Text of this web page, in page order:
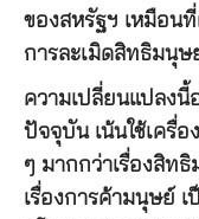
ของสหรัฐฯ เหมือน
การละเมิดสิทธิมนุษ
ความเปลี่ยนแปลงนี้
ปัจจุบัน เน้นใช้เครื่
ๆ มากกว่าเรื่องสิท
เรื่องการค้ามนุษย์ เ